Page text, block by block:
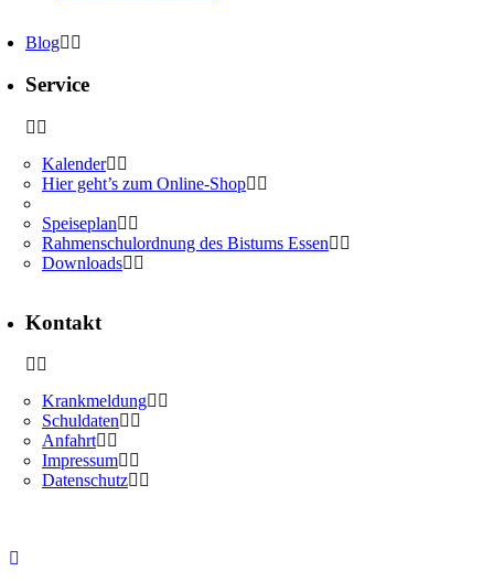
Blog
Service
Kalender
Hier geht’s zum Online-Shop
Speiseplan
Rahmenschulordnung des Bistums Essen
Downloads
Kontakt
Krankmeldung
Schuldaten
Anfahrt
Impressum
Datenschutz